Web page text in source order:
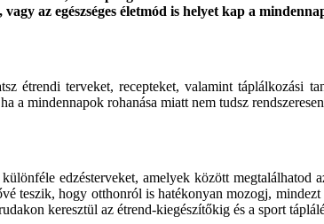
az egészséges életmód is helyet kap a
étrendi terveket, recepteket, valamint táplálkozási
a mindennapok rohanása miatt nem tudsz
edzésterveket, amelyek között megtalálhatod
teszik, hogy otthonról is hatékonyan mozogj,
keresztül az étrend-kiegészítőkig és a sport